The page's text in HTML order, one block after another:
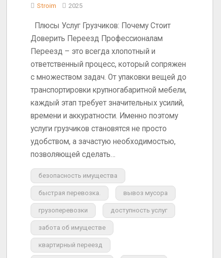
Stroim 2025
Плюсы Услуг Грузчиков: Почему Стоит
Доверить Переезд Профессионалам
Переезд – это всегда хлопотный и
ответственный процесс, который сопряжен
с множеством задач. От упаковки вещей до
транспортировки крупногабаритной мебели,
каждый этап требует значительных усилий,
времени и аккуратности. Именно поэтому
услуги грузчиков становятся не просто
удобством, а зачастую необходимостью,
позволяющей сделать…
безопасность имущества
быстрая перевозка. вывоз мусора
грузоперевозки доступность услуг
забота об имуществе
квартирный переезд